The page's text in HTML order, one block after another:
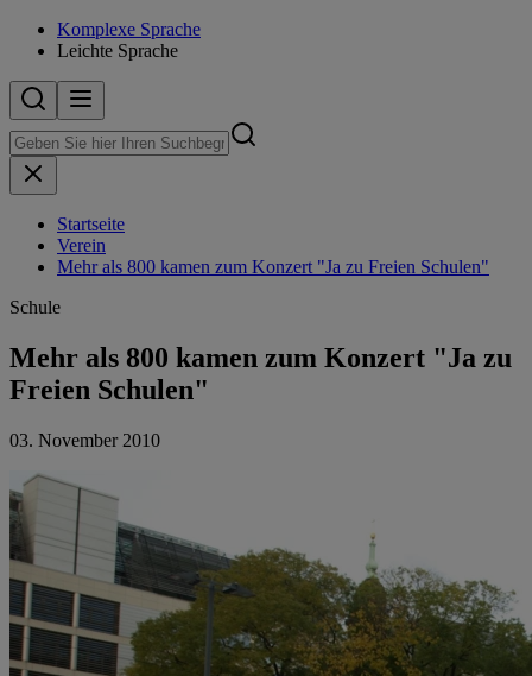
Komplexe Sprache
Leichte Sprache
Startseite
Verein
Mehr als 800 kamen zum Konzert "Ja zu Freien Schulen"
Schule
Mehr als 800 kamen zum Konzert "Ja zu
Freien Schulen"
03. November 2010